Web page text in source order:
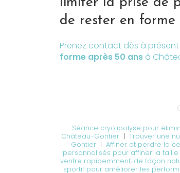
limiter la prise de
de rester en forme
Prenez contact dès à présent
forme après 50 ans à
Séance cryolipolyse pour
Château-Gontier| Trouver une
Gontier | Affiner et perdre la
personnalisés pour affiner la
ventre rapidemment, de façon
sportif pour améliorer les